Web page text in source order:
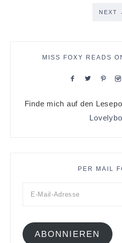
NEXT
MISS FOXY READS
Finde mich auf den
PER MAIL
ABONNIEREN